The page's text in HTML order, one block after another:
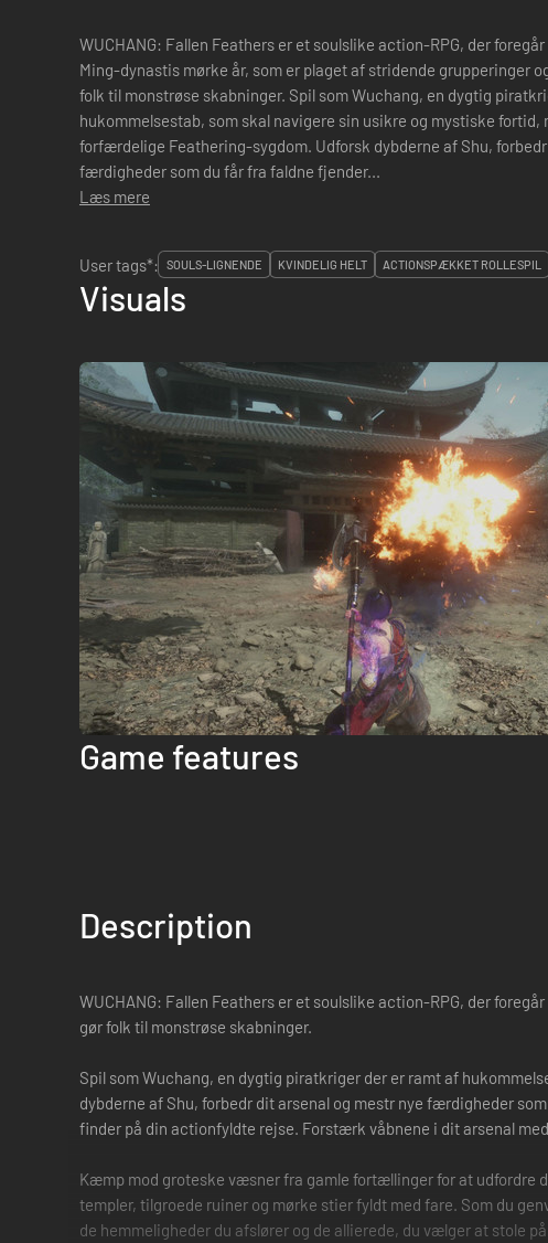
WUCHANG: Fallen Feathers er et soulslike action-RPG, der
Ming-dynastis mørke år, som er plaget af stridende grupperinger
folk til monstrøse skabninger. Spil som Wuchang, en dygtig piratkriger der er ramt af
hukommelsestab, som skal navigere sin usikre og mystiske fortid,
forfærdelige Feathering-sygdom. Udforsk dybderne af Shu,
færdigheder som du får fra faldne fjender...
Læs mere
User tags*:
SOULS-LIGNENDE KVINDELIG HELT ACTIONSPÆKKET ROLLESPIL
Visuals
Game features
Description
WUCHANG: Fallen Feathers er et soulslike action-RPG, der
gør folk til monstrøse skabninger.
Spil som Wuchang, en dygtig piratkriger der er ramt af
dybderne af Shu, forbedr dit arsenal og mestr nye færdigheder
finder på din actionfyldte rejse. Forstærk våbnene i dit arsenal
Kæmp mod groteske væsner fra gamle fortællinger for at udfordre
templer, tilgroede ruiner og mørke stier fyldt med fare. Som du
de hemmeligheder du afslører og de allierede, du vælger at stole